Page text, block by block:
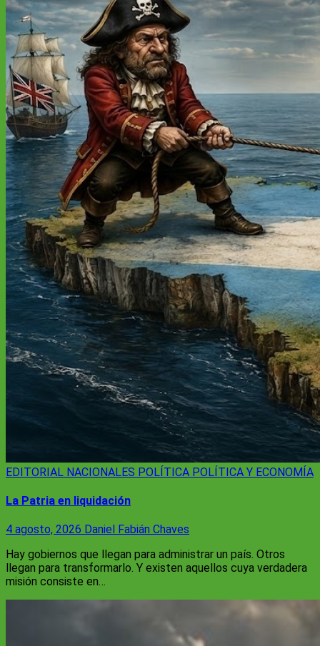
EDITORIAL NACIONALES POLÍTICA POLÍTICA Y ECONOMÍA
La Patria en liquidación
4 agosto, 2026 Daniel Fabián Chaves
Hay gobiernos que llegan para administrar un país. Otros
llegan para transformarlo. Y existen aquellos cuya verdadera
misión consiste en…